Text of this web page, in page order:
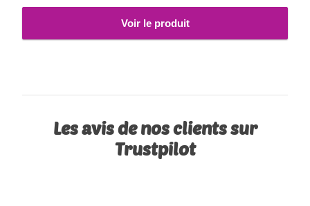
Voir le produit
Les avis de nos clients sur
Trustpilot